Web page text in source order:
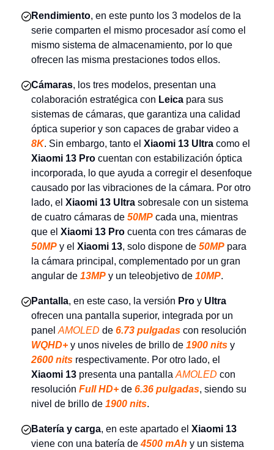
Rendimiento, en este punto los 3 modelos de la
serie comparten el mismo procesador así como el
mismo sistema de almacenamiento, por lo que
ofrecen las misma prestaciones todos ellos.
Cámaras, los tres modelos, presentan una
colaboración estratégica con Leica para sus
sistemas de cámaras, que garantiza una calidad
óptica superior y son capaces de grabar video a
8K. Sin embargo, tanto el Xiaomi 13 Ultra como el
Xiaomi 13 Pro cuentan con estabilización óptica
incorporada, lo que ayuda a corregir el desenfoque
causado por las vibraciones de la cámara. Por otro
lado, el Xiaomi 13 Ultra sobresale con un sistema
de cuatro cámaras de 50MP cada una, mientras
que el Xiaomi 13 Pro cuenta con tres cámaras de
50MP y el Xiaomi 13, solo dispone de 50MP para
la cámara principal, complementado por un gran
angular de 13MP y un teleobjetivo de 10MP.
Pantalla, en este caso, la versión Pro y Ultra
ofrecen una pantalla superior, integrada por un
panel AMOLED de 6.73 pulgadas con resolución
WQHD+ y unos niveles de brillo de 1900 nits y
2600 nits respectivamente. Por otro lado, el
Xiaomi 13 presenta una pantalla AMOLED con
resolución Full HD+ de 6.36 pulgadas, siendo su
nivel de brillo de 1900 nits.
Batería y carga, en este apartado el Xiaomi 13
viene con una batería de4500 mAh y un sistema